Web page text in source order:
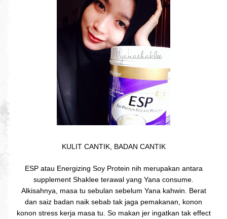
KULIT CANTIK, BADAN CANTIK
ESP atau Energizing Soy Protein nih merupakan antara
supplement Shaklee terawal yang Yana consume.
Alkisahnya, masa tu sebulan sebelum Yana kahwin. Berat
dan saiz badan naik sebab tak jaga pemakanan, konon
konon stress kerja masa tu. So makan jer ingatkan tak effect